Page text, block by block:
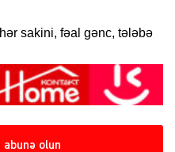
sakini, fəal gənc, tələbə
abunə olun